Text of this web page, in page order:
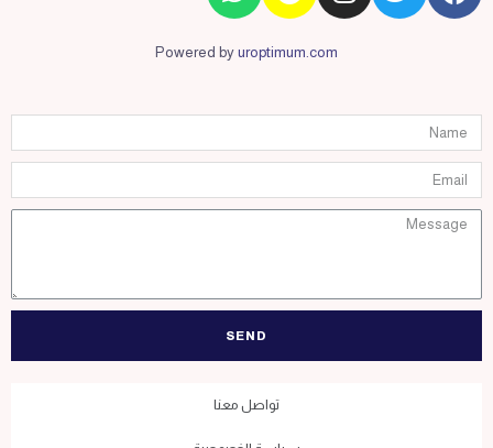
Powered by uroptimum.com
SEND
تواصل معنا